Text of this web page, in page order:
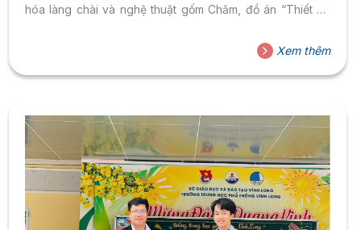
hóa làng chài và nghệ thuật gốm Chăm, đồ án “Thiết kế
Bình Thuận” của sinh viên Trần Vĩnh Hưng (Ngành Thiết
kế nội thất, Trường Đại học Hoa Sen), dưới sự hướng dẫn
của ThS. Dương Ngọc Quỳnh...
Xem thêm